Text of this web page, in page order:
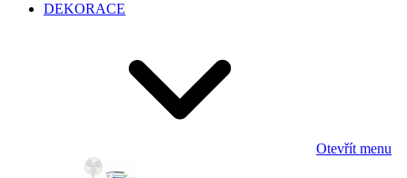
DEKORACE
Otevřít menu